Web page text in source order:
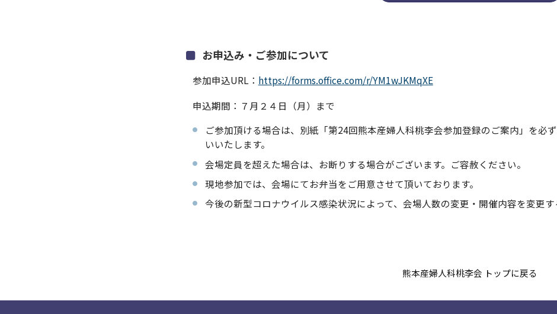
お申込み・ご参加について
参加申込URL： https://forms.office.com/r/YM1wJKMqXE
申込期間：７月２４日（月）まで
ご参加頂ける場合は、別紙「第24回熊本産婦⼈科桃李会参加登録のご案内」を必
いいたします。
会場定員を超えた場合は、お断りする場合がございます。ご容赦ください。
現地参加では、会場にてお弁当をご⽤意させて頂いております。
今後の新型コロナウイルス感染状況によって、会場人数の変更・開催内容を変更す
熊本産婦人科桃李会 トップに戻る